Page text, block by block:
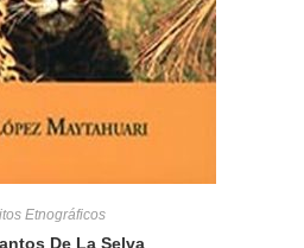
Etnográficos
De La Selva